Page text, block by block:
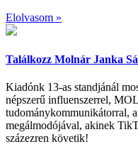
Elolvasom »
Találkozz Molnár Janka
Kiadónk 13-as standjánál
népszerű influenszerrel,
tudománykommunikátorral,
megálmodójával, akinek
százezren követik!